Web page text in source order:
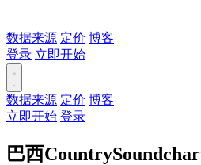
数据来源 定价 博客
登录 立即开始
数据来源 定价 博客
立即开始 登录
巴西